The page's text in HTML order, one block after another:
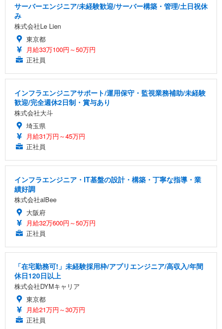
サーバーエンジニア/未経験歓迎/サーバー構築・管理/土日祝休
み
株式会社Le Lien
東京都
月給33万100円～50万円
正社員
インフラエンジニアサポート/運用保守・監視業務補助/未経験
歓迎/完全週休2日制・賞与あり
株式会社大斗
埼玉県
月給31万円～45万円
正社員
インフラエンジニア・IT基盤の設計・構築・丁寧な指導・業
績好調
株式会社alBee
大阪府
月給32万600円～50万円
正社員
「在宅勤務可!」未経験採用枠/アプリエンジニア/高収入/年間
休日120日以上
株式会社DYMキャリア
東京都
月給21万円～30万円
正社員